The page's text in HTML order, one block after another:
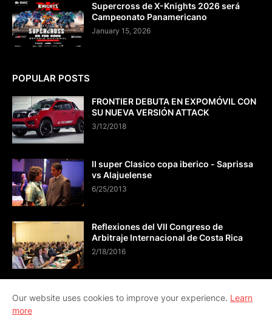
Supercross de X-Knights 2026 será
Campeonato Panamericano
January 15, 2026
POPULAR POSTS
FRONTIER DEBUTA EN EXPOMÓVIL CON
SU NUEVA VERSIÓN ATTACK
3/12/2018
II super Clasico copa iberico - Saprissa
vs Alajuelense
6/25/2013
Reflexiones del VII Congreso de
Arbitraje Internacional de Costa Rica
2/18/2016
Our website uses cookies to improve your experience. Learn
more